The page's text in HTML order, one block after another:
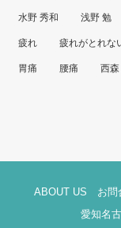
水野 秀和 浅野 勉
疲れ 疲れがとれな
胃痛 腰痛 西
ABOUT US お問
愛知名